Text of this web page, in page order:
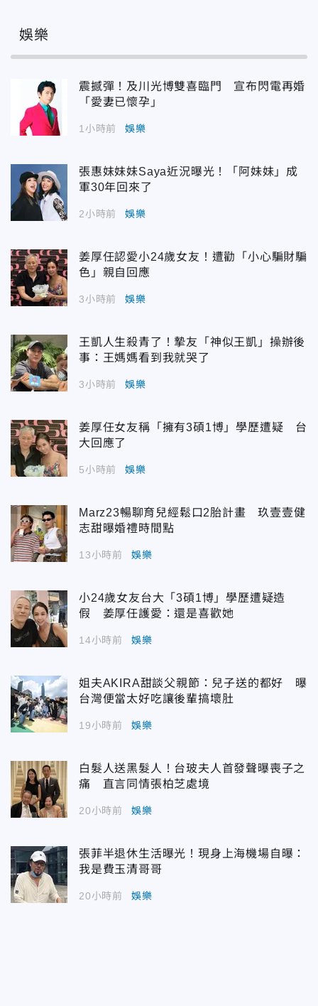
娛樂
震撼彈！及川光博雙喜臨門 宣布閃電再婚
「愛妻已懷孕」
1小時前 娛樂
張惠妹妹妹Saya近況曝光！「阿妹妹」成
軍30年回來了
2小時前 娛樂
姜厚任認愛小24歲女友！遭勸「小心騙財騙
色」親自回應
3小時前 娛樂
王凱人生殺青了！摯友「神似王凱」操辦後
事：王媽媽看到我就哭了
3小時前 娛樂
姜厚任女友稱「擁有3碩1博」學歷遭疑 台
大回應了
5小時前 娛樂
Marz23暢聊育兒經鬆口2胎計畫 玖壹壹健
志甜曝婚禮時間點
13小時前 娛樂
小24歲女友台大「3碩1博」學歷遭疑造
假 姜厚任護愛：還是喜歡她
14小時前 娛樂
姐夫AKIRA甜談父親節：兒子送的都好 曝
台灣便當太好吃讓後輩搞壞肚
19小時前 娛樂
白髮人送黑髮人！台玻夫人首發聲曝喪子之
痛 直言同情張柏芝處境
20小時前 娛樂
張菲半退休生活曝光！現身上海機場自曝：
我是費玉清哥哥
20小時前 娛樂